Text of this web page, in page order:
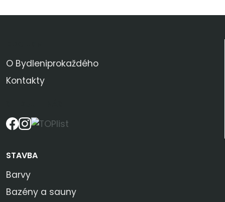
O Bydleniprokaždého
Kontakty
STAVBA
Barvy
Bazény a sauny